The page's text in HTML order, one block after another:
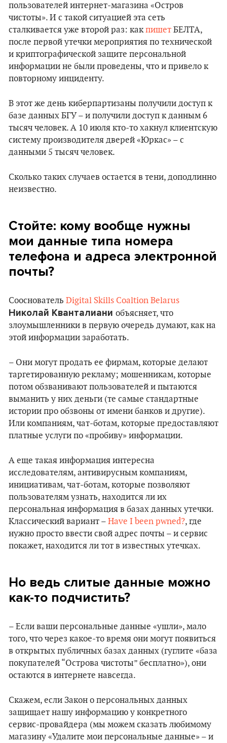
пользователей интернет-магазина «Остров
чистоты». И с такой ситуацией эта сеть
сталкивается уже второй раз: какпишет БЕЛТА,
после первой утечки мероприятия по технической
и криптографической защите персональной
информации не были проведены, что и привело к
повторному инциденту.
В этот же день киберпартизаны получили доступ к
базе данных БГУ – и получили доступ к данным 6
тысяч человек. А 10 июля кто-то хакнул клиентскую
систему производителя дверей «Юркас» – с
данными 5 тысяч человек.
Сколько таких случаев остается в тени, доподлинно
неизвестно.
Стойте: кому вообще нужны
мои данные типа номера
телефона и адреса электронной
почты?
Сооснователь Digital Skills Coaltion Belarus
Николай Кванталиани объясняет, что
злоумышленники в первую очередь думают, как на
этой информации заработать.
– Они могут продать ее фирмам, которые делают
таргетированную рекламу; мошенникам, которые
потом обзванивают пользователей и пытаются
выманить у них деньги (те самые стандартные
истории про обзвоны от имени банков и другие).
Или компаниям, чат-ботам, которые предоставляют
платные услуги по «пробиву» информации.
А еще такая информация интересна
исследователям, антивирусным компаниям,
инициативам, чат-ботам, которые позволяют
пользователям узнать, находится ли их
персональная информация в базах данных утечки.
Классический вариант – Have I been pwned?, где
нужно просто ввести свой адрес почты – и сервис
покажет, находится ли тот в известных утечках.
Но ведь слитые данные можно
как-то подчистить?
– Если ваши персональные данные «ушли», мало
того, что через какое-то время они могут появиться
в открытых публичных базах данных (гуглите «база
покупателей “Острова чистоты” бесплатно»), они
остаются в интернете навсегда.
Скажем, если Закон о персональных данных
защищает нашу информацию у конкретного
сервис-провайдера (мы можем сказать любимому
магазину «Удалите мои персональные данные» – и